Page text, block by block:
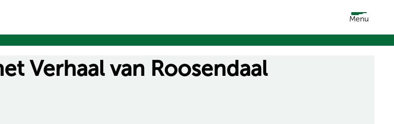
Menu
Verhaal van Roosendaal